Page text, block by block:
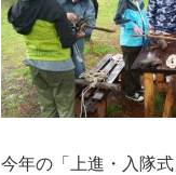
今年の「上進・入隊